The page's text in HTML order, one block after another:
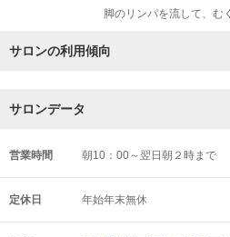
脚のリンパを流して、む
サロンの利用傾向
サロンデータ
営業時間 朝10：00～翌日朝２時まで
定休日 年始年末無休